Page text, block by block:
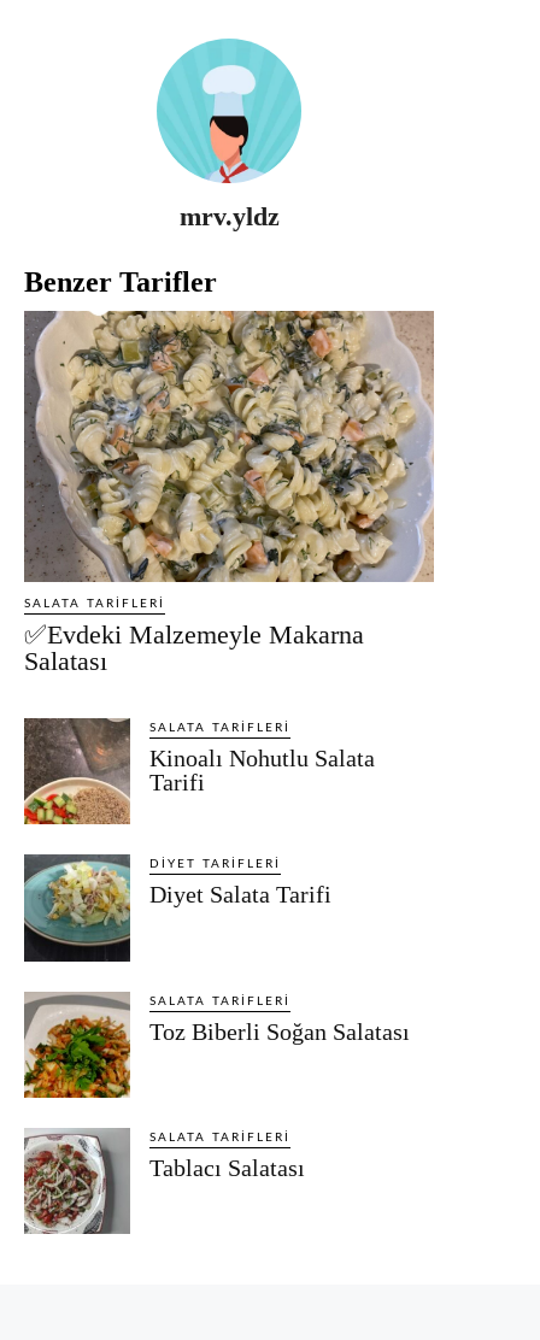
mrv.yldz
Benzer Tarifler
SALATA TARIFLERI
✅Evdeki Malzemeyle Makarna
Salatası
SALATA TARIFLERI
Kinoalı Nohutlu Salata
Tarifi
DIYET TARIFLERI
Diyet Salata Tarifi
SALATA TARIFLERI
Toz Biberli Soğan Salatası
SALATA TARIFLERI
Tablacı Salatası